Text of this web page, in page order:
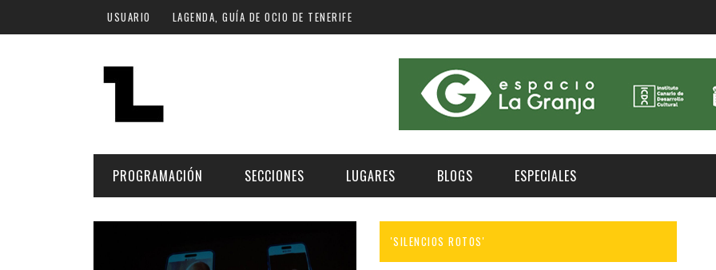
Pasar al contenido principal
USUARIO LAGENDA, GUÍA DE OCIO DE TENERIFE
PROGRAMACIÓN SECCIONES
MÚSICA
LUGARES
ARTE | MUSEOS
BLOGS ESPECIALES
'SILENCIOS ROTOS'